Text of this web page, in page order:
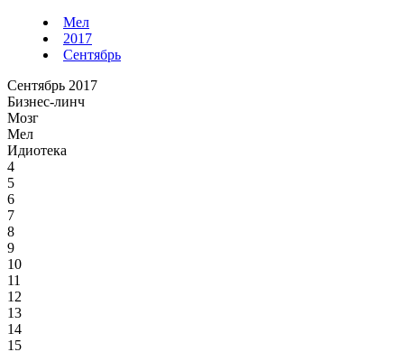
Мел
2017
Сентябрь
Сентябрь 2017
Бизнес-линч
Мозг
Мел
Идиотека
4
5
6
7
8
9
10
11
12
13
14
15